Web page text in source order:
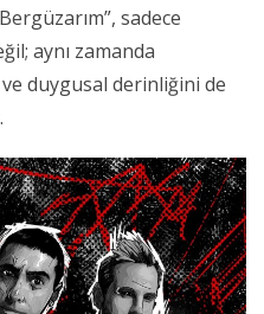
sadece
aynı zamanda
duygusal derinliğini de